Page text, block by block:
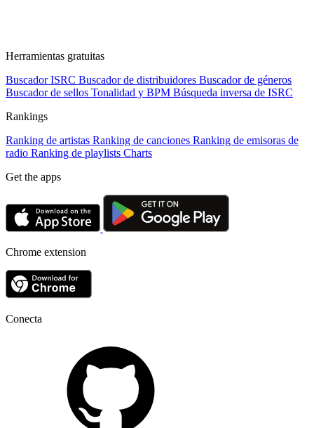
Herramientas gratuitas
Buscador ISRC Buscador de distribuidores Buscador de géneros
Buscador de sellos Tonalidad y BPM Búsqueda inversa de ISRC
Rankings
Ranking de artistas Ranking de canciones Ranking de emisoras de
radio Ranking de playlists Charts
Get the apps
Chrome extension
Conecta